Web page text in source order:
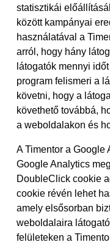
statisztikái
között kampányai
használatával a
arról, hogy hány
látogatók mennyi
program felismeri a
követni, hogy a
követhető továbbá,
a weboldalakon és
A Timentor a Google
Google Analytics
DoubleClick cookie
cookie révén lehet
amely elsősorban
weboldalaira
felületeken a